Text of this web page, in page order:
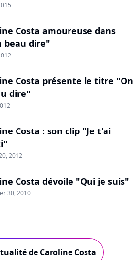
Costa amoureuse dans
beau dire"
Costa présente le titre "On
dire"
Costa : son clip "Je t'ai
2012
Costa dévoile "Qui je suis"
30, 2010
de Caroline Costa